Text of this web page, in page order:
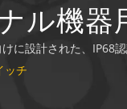
ル機
に設計された、IP68
ッチ